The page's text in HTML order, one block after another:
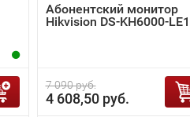
Абонентский монитор
Hikvision DS-KH6000-LE1
7 090 руб.
4 608,50 руб.